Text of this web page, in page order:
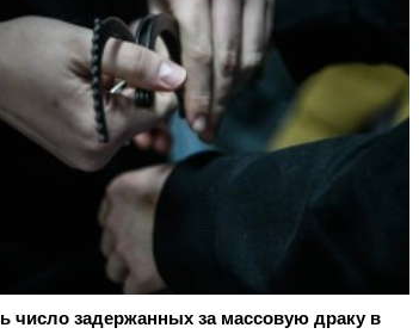
число задержанных за массовую драку в